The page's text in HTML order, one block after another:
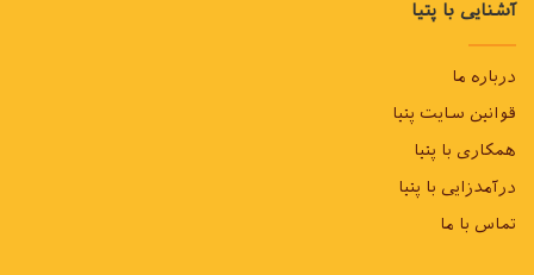
آشنایی با پتیا
درباره ما
قوانین سایت پتیا
همکاری با پتیا
درآمدزایی با پتیا
تماس با ما